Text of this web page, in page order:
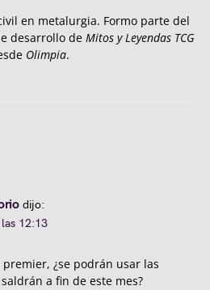
en metalurgia. Formo parte del
desarrollo de Mitos y Leyendas TCG
Olimpia.
dijo:
12:13
¿se podrán usar las
a fin de este mes?